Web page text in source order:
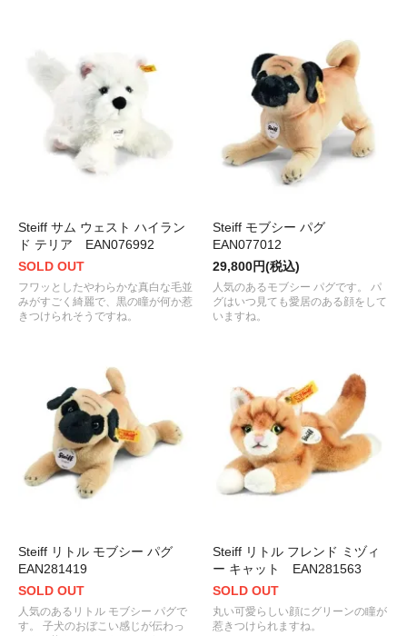
Steiff サム ウェスト ハイラン
ド テリア EAN076992
SOLD OUT
フワッとしたやわらかな真白な毛並
みがすごく綺麗で、黒の瞳が何か惹
きつけられそうですね。
Steiff モブシー パグ
EAN077012
29,800円(税込)
人気のあるモブシー パグです。 パ
グはいつ見ても愛居のある顔をして
いますね。
Steiff リトル モブシー パグ
EAN281419
SOLD OUT
人気のあるリトル モブシー パグで
す。 子犬のおぼこい感じが伝わっ
Steiff リトル フレンド ミヅィ
ー キャット EAN281563
SOLD OUT
丸い可愛らしい顔にグリーンの瞳が
惹きつけられますね。